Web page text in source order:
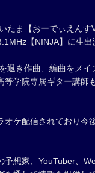
たま【おーでぃえんす
【NINJA】に生出
退き作曲、編曲をメイ
等学院専属ギター講師
オケ配信されており今
予想家、YouTuber、